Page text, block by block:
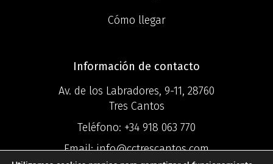
Cómo llegar
Información de contacto
Av. de los Labradores, 9-11, 28760
Tres Cantos
Teléfono: +34 918 063 770
Email:info@cctrescantos.com